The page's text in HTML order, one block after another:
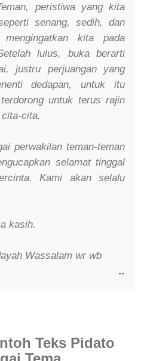
peristiwa yang kita
senang, sedih, dan
kita pada
lulus, buka berarti
justru perjuangan yang
dedapan, untuk itu
untuk terus rajin
cita.
perwakilan teman-teman
selamat tinggal
Kami akan selalu
kasih.
Wassalam wr wb
..
Teks Pidato